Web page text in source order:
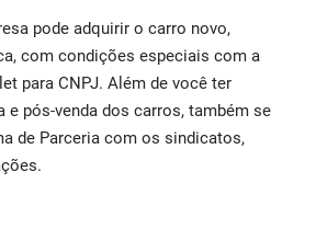
pode adquirir o carro novo,
com condições especiais com a
para CNPJ. Além de você ter
e pós-venda dos carros, também se
de Parceria com os sindicatos,